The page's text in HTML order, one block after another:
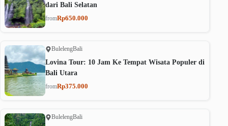
dari Bali Selatan
fromRp650.000
BulelengBali
Lovina Tour: 10 Jam Ke Tempat Wisata Populer di
Bali Utara
fromRp375.000
BulelengBali